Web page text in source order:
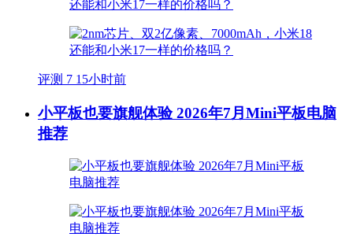
评测 7 15小时前
小平板也要旗舰体验 2026年7月Mini平板电脑
推荐